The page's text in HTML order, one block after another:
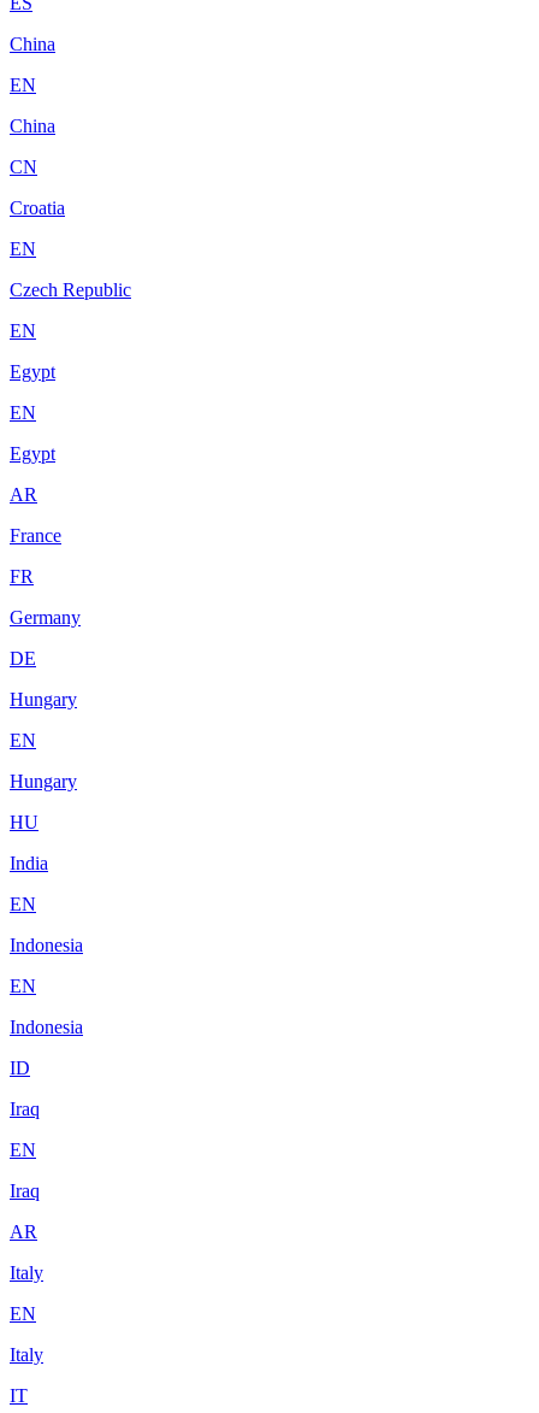
China
EN
China
CN
Croatia
EN
Czech Republic
EN
Egypt
EN
Egypt
AR
France
FR
Germany
DE
Hungary
EN
Hungary
HU
India
EN
Indonesia
EN
Indonesia
ID
Iraq
EN
Iraq
AR
Italy
EN
Italy
IT